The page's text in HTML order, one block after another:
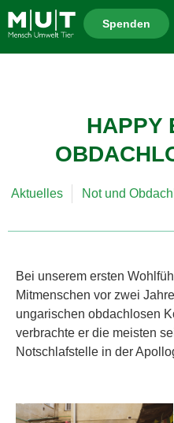
Spenden
HAPPY
Aktuelles Not und
Bei unserem ersten
Mitmenschen vor zwei
ungarischen obdachlosen
verbrachte er die meisten
Notschlafstelle in der